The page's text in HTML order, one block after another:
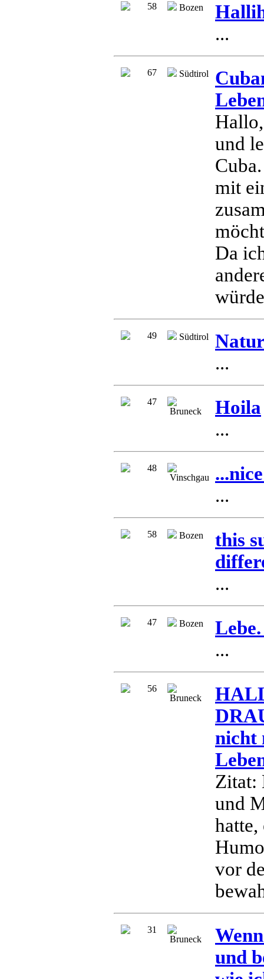
58 Bozen
...
67 Südtirol
und
mit
Da
49 Südtirol
...
47
Bruneck
Hoila
...
48
Vinschgau
...
58 Bozen
this
...
47 Bozen
...
56
Bruneck
nicht
Zitat:
und
hatte,
vor
31
Bruneck
und